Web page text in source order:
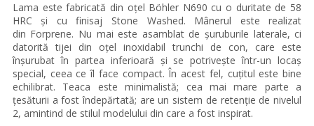
Lama este fabricată din oțel Böhler N690 cu o duritate de 58
HRC și cu finisaj Stone Washed. Mânerul este realizat
din Forprene. Nu mai este asamblat de șuruburile laterale, ci
datorită tijei din oțel inoxidabil trunchi de con, care este
înșurubat în partea inferioară și se potrivește într-un locaș
special, ceea ce îl face compact. În acest fel, cuțitul este bine
echilibrat. Teaca este minimalistă; cea mai mare parte a
țesăturii a fost îndepărtată; are un sistem de retenție de nivelul
2, amintind de stilul modelului din care a fost inspirat.